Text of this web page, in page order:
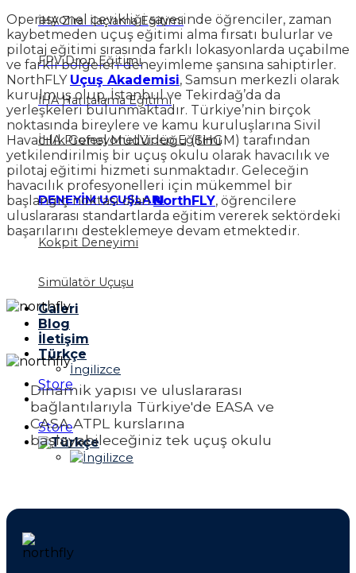
İHA Zirai İlaçlama Eğitimi
FPV Dron Eğitimi
İHA Haritalama Eğitimi
İHA Profesyonel Video Eğitimi
DENEYİM UÇUŞLARI
Kokpit Deneyimi
Simülatör Uçuşu
Galeri
Blog
İletişim
Türkçe
İngilizce
Store
Store
Operasyonel çevikliği sayesinde öğrenciler, zaman
kaybetmeden uçuş eğitimi alma fırsatı bulurlar ve
pilotaj eğitimi sırasında farklı lokasyonlarda uçabilme
ve farklı bölgeleri deneyimleme şansına sahiptirler.
NorthFLY Uçuş Akademisi, Samsun merkezli olarak
kurulmuş olup, İstanbul ve Tekirdağ’da da
yerleşkeleri bulunmaktadır. Türkiye’nin birçok
noktasında bireylere ve kamu kuruluşlarına Sivil
Havacılık Genel Müdürlüğü (SHGM) tarafından
yetkilendirilmiş bir uçuş okulu olarak havacılık ve
pilotaj eğitimi hizmeti sunmaktadır. Geleceğin
havacılık profesyonelleri için mükemmel bir
başlangıç noktası olanNorthFLY, öğrencilere
uluslararası standartlarda eğitim vererek sektördeki
başarılarını desteklemeye devam etmektedir.
Dinamik yapısı ve uluslararası
bağlantılarıyla Türkiye'de EASA ve
CASA ATPL kurslarına
başlayabileceğiniz tek uçuş okulu